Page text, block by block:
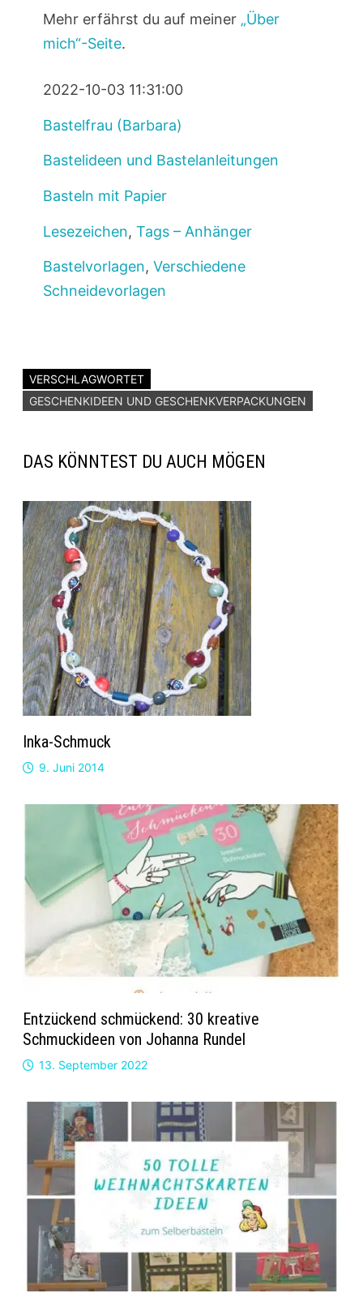
Mehr erfährst du auf meiner „Über
mich“-Seite.
2022-10-03 11:31:00
Bastelfrau (Barbara)
Bastelideen und Bastelanleitungen
Basteln mit Papier
Lesezeichen, Tags – Anhänger
Bastelvorlagen, Verschiedene
Schneidevorlagen
VERSCHLAGWORTET
GESCHENKIDEEN UND GESCHENKVERPACKUNGEN
DAS KÖNNTEST DU AUCH MÖGEN
Inka-Schmuck
9. Juni 2014
Entzückend schmückend: 30 kreative
Schmuckideen von Johanna Rundel
13. September 2022